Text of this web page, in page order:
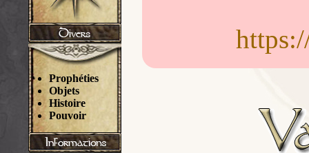
Prophéties
Objets
Histoire
Pouvoir